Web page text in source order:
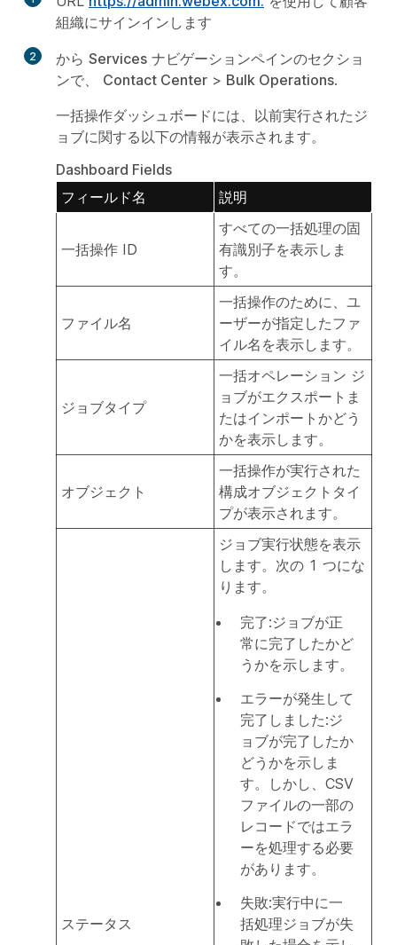
組織にサインインします
2 から Services ナビゲーションペインのセクショ
ンで、 Contact Center > Bulk Operations.
一括操作ダッシュボードには、以前実行されたジ
ョブに関する以下の情報が表示されます。
Dashboard Fields
フィールド名
説明
一括操作 ID
すべての一括処理の固
有識別子を表示しま
す。
ファイル名
一括操作のために、ユ
ーザーが指定したファ
イル名を表示します。
ジョブタイプ
一括オペレーション ジ
ョブがエクスポートま
たはインポートかどう
かを表示します。
オブジェクト
一括操作が実行された
構成オブジェクトタイ
プが表示されます。
ステータス
ジョブ実行状態を表示
します。次の 1 つにな
ります。
完了:ジョブが正
常に完了したかど
うかを示します。
エラーが発生して
完了しました:ジ
ョブが完了したか
どうかを示しま
す。しかし、CSV
ファイルの一部の
レコードではエラ
ーを処理する必要
があります。
失敗:実行中に一
括処理ジョブが失